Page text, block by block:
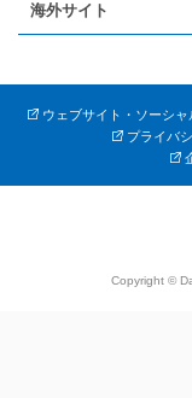
海外サイト
ウェブサイト・ソーシ
プライバ
Copyright ©